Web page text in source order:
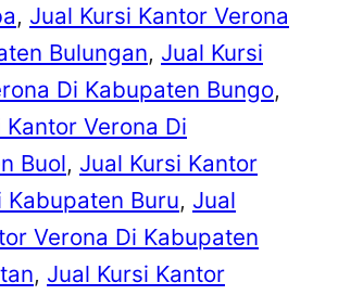
, Jual Kursi Kantor Verona
Bulungan, Jual Kursi
Di Kabupaten Bungo
Kantor Verona Di
Buol, Jual Kursi Kantor
Kabupaten Buru, Jual
Verona Di Kabupaten
, Jual Kursi Kantor